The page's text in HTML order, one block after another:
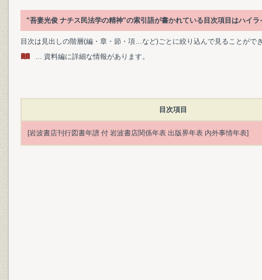
"吾妻光俊 ナチス民法学の精神"の索引語が書かれている目次項目はハイラ
目次は見出しの階層(編・章・節・項…など)ごとに絞り込んで見ることがで
… 資料編に詳細な情報があります。
目次項目
[岩波書店刊行図書年譜 付 岩波書店関係年表 出版界年表 内外事情年表]